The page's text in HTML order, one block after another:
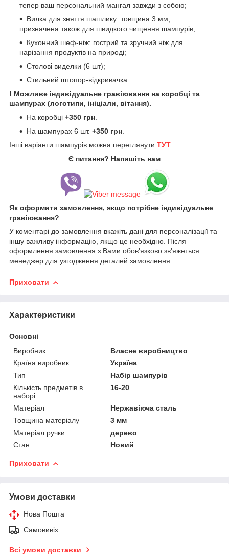
тепер ваш персональний мангал завжди з собою;
Вилка для зняття шашлику: товщина 3 мм,
призначена також для швидкого чищення шампурів;
Кухонний шеф-ніж: гострий та зручний ніж для
нарізання продуктів на природі;
Столові виделки (6 шт);
Стильний штопор-відкривачка.
! Можливе індивідуальне гравіювання на коробці та
шампурах (логотипи, ініціали, вітання).
На коробці +350 грн
На шампурах 6 шт. +350 грн
Інші варіанти шампурів можна переглянути ТУТ
Є питання? Напишіть нам
Як оформити замовлення, якщо потрібне індивідуальне
гравіювання?
У коментарі до замовлення вкажіть дані для персоналізації та
іншу важливу інформацію, якщо це необхідно. Після
оформлення замовлення з Вами обов'язково зв'яжеться
менеджер для узгодження деталей замовлення.
Приховати
Характеристики
Основні
Виробник
Власне виробництво
Країна виробник
Україна
Тип
Набір шампурів
Кількість предметів в
наборі
16-20
Матеріал
Нержавіюча сталь
Товщина матеріалу
3 мм
Матеріал ручки
дерево
Стан
Новий
Приховати
Умови доставки
Нова Пошта
Самовивіз
Всі умови доставки